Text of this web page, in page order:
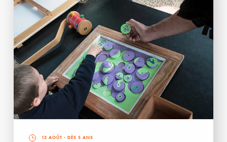
12 AOÛT - DÈS 5 ANS